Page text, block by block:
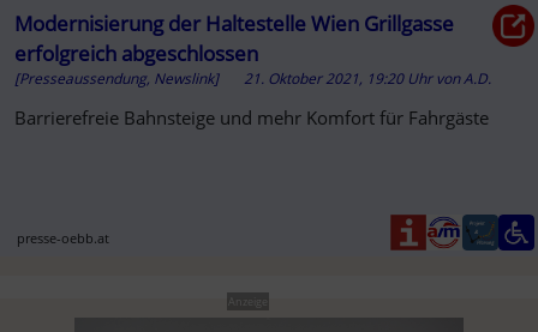
Modernisierung der Haltestelle Wien Grillgasse
erfolgreich abgeschlossen
[Presseaussendung, Newslink] 21. Oktober 2021, 19:20 Uhr vonA.D.
Barrierefreie Bahnsteige und mehr Komfort für Fahrgäste
presse-oebb.at
Anzeige